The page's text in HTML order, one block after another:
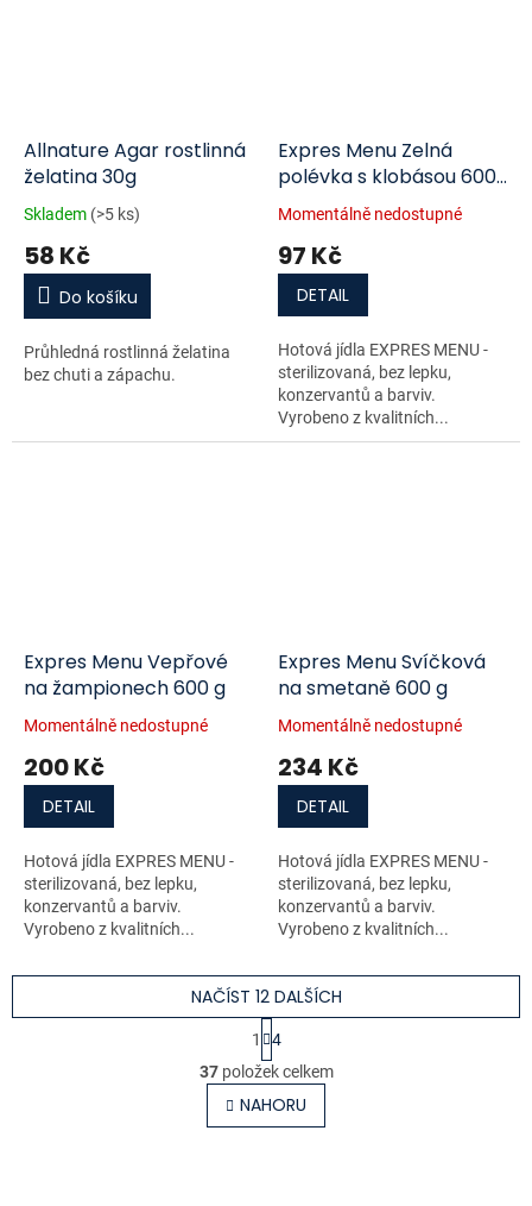
Allnature Agar rostlinná
želatina 30g
Skladem (>5 ks)
58 Kč
Do košíku
Průhledná rostlinná želatina
bez chuti a zápachu.
Expres Menu Zelná
polévka s klobásou 600
g
Momentálně nedostupné
97 Kč
DETAIL
Hotová jídla EXPRES MENU -
sterilizovaná, bez lepku,
konzervantů a barviv.
Vyrobeno z kvalitních...
Expres Menu Vepřové
na žampionech 600 g
Momentálně nedostupné
200 Kč
DETAIL
Hotová jídla EXPRES MENU -
sterilizovaná, bez lepku,
konzervantů a barviv.
Vyrobeno z kvalitních...
Expres Menu Svíčková
na smetaně 600 g
Momentálně nedostupné
234 Kč
DETAIL
Hotová jídla EXPRES MENU -
sterilizovaná, bez lepku,
konzervantů a barviv.
Vyrobeno z kvalitních...
O
v
l
á
NAČÍST 12 DALŠÍCH
S
t
r
á
n
k
1
4
37položek celkem
NAHORU